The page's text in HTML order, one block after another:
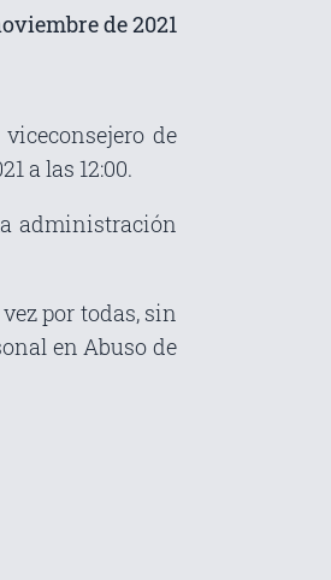
de 2021
de
a las 12:00.
administración
por todas, sin
en Abuso de